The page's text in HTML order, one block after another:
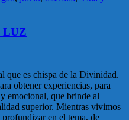
LUZ
que es chispa de la Divinidad.
obtener experiencias, para
emocional, que brinde al
superior. Mientras vivimos
en el tema, de